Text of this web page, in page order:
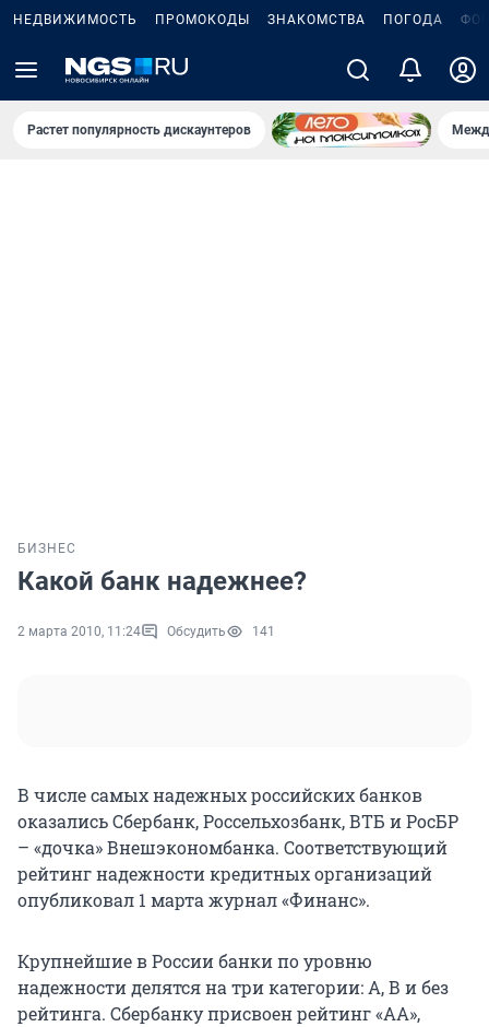
НЕДВИЖИМОСТЬ ПРОМОКОДЫ ЗНАКОМСТВА ПОГОДА
Растет популярность дискаунтеров
БИЗНЕС
Какой банк надежнее?
2 марта 2010, 11:24 Обсудить 141
В числе самых надежных российских банков
оказались Сбербанк, Россельхозбанк, ВТБ и РосБР
– «дочка» Внешэкономбанка. Соответствующий
рейтинг надежности кредитных организаций
опубликовал 1 марта журнал «Финанс».
Крупнейшие в России банки по уровню
надежности делятся на три категории: А, В и без
рейтинга. Сбербанку присвоен рейтинг «АА»,